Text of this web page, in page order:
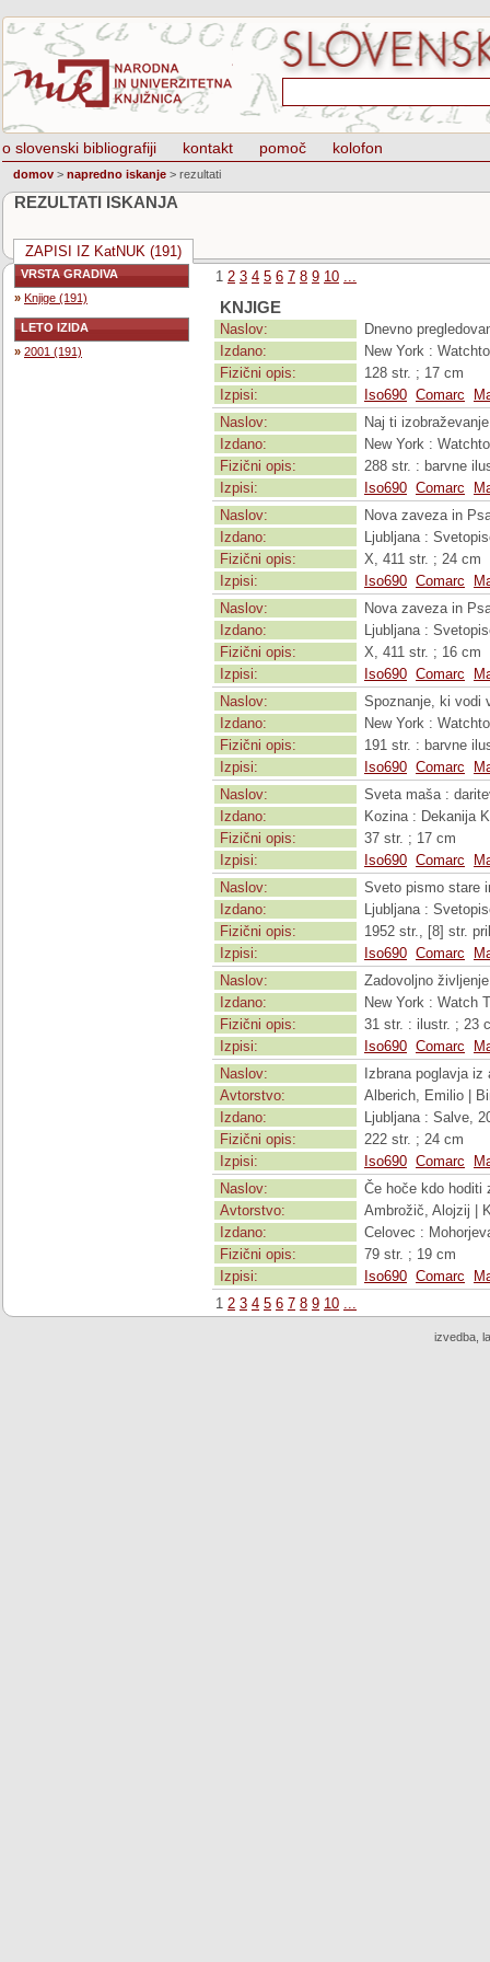
o slovenski bibliografiji kontakt pomoč kolofon
domov > napredno iskanje > rezultati
REZULTATI ISKANJA
ZAPISI IZ KatNUK (191)
VRSTA GRADIVA
» Knjige (191)
LETO IZIDA
» 2001 (191)
1 2 3 4 5 6 7 8 9 10 ...
KNJIGE
Naslov:
Dnevno
Izdano:
New York :
Fizični opis:
128 str. ; 17 cm
Izpisi:
Iso690 Comarc
Naslov:
Naj ti
Izdano:
New York :
Fizični opis:
288 str. : barvne
Izpisi:
Iso690 Comarc
Naslov:
Nova zaveza in
Izdano:
Ljubljana :
Fizični opis:
X, 411 str. ; 24 cm
Izpisi:
Iso690 Comarc
Naslov:
Nova zaveza in
Izdano:
Ljubljana :
Fizični opis:
X, 411 str. ; 16 cm
Izpisi:
Iso690 Comarc
Naslov:
Spoznanje, ki vodi
Izdano:
New York :
Fizični opis:
191 str. : barvne
Izpisi:
Iso690 Comarc
Naslov:
Sveta maša :
Izdano:
Kozina : Dekanija
Fizični opis:
37 str. ; 17 cm
Izpisi:
Iso690 Comarc
Naslov:
Sveto pismo stare
Izdano:
Ljubljana :
Fizični opis:
1952 str., [8] str.
Izpisi:
Iso690 Comarc
Naslov:
Zadovoljno
Izdano:
New York : Watch
Fizični opis:
31 str. : ilustr. ; 23
Izpisi:
Iso690 Comarc
Naslov:
Izbrana poglavja
Avtorstvo:
Alberich, Emilio |
Izdano:
Ljubljana : Salve,
Fizični opis:
222 str. ; 24 cm
Izpisi:
Iso690 Comarc
Naslov:
Če hoče kdo hoditi
Avtorstvo:
Ambrožič, Alojzij |
Izdano:
Celovec :
Fizični opis:
79 str. ; 19 cm
Izpisi:
Iso690 Comarc
1 2 3 4 5 6 7 8 9 10 ...
izvedba,